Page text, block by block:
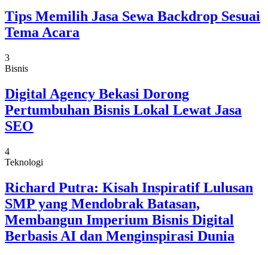
Tips Memilih Jasa Sewa Backdrop Sesuai
Tema Acara
3
Bisnis
Digital Agency Bekasi Dorong
Pertumbuhan Bisnis Lokal Lewat Jasa
SEO
4
Teknologi
Richard Putra: Kisah Inspiratif Lulusan
SMP yang Mendobrak Batasan,
Membangun Imperium Bisnis Digital
Berbasis AI dan Menginspirasi Dunia